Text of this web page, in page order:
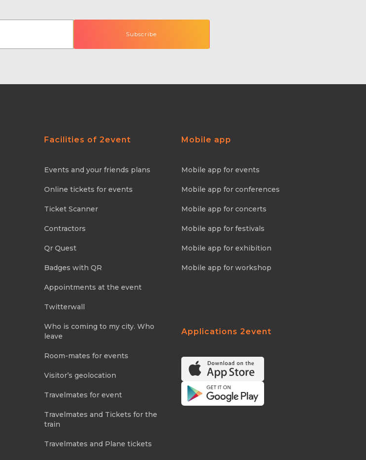
Facilities of 2event
Events and your friends plans
Online tickets for events
Ticket Scanner
Contractors
Qr Quest
Badges with QR
Appointments at the event
Twitterwall
Who is coming to my city. Who
leave
Room-mates for events
Visitor’s geolocation
Travelmates for event
Travelmates and Tickets for the
train
Travelmates and Plane tickets
Mobile app
Mobile app for events
Mobile app for conferences
Mobile app for concerts
Mobile app for festivals
Mobile app for exhibition
Mobile app for workshop
Applications 2event